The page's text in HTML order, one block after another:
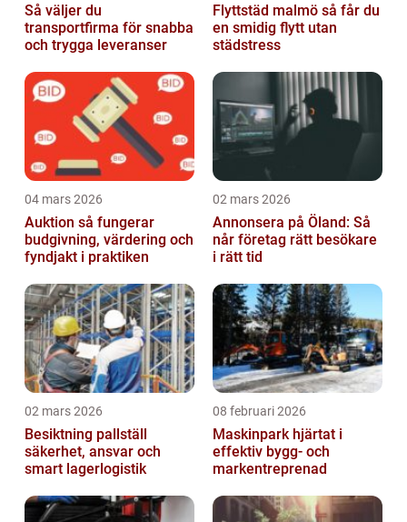
Så väljer du
transportfirma för snabba
och trygga leveranser
Flyttstäd malmö så får du
en smidig flytt utan
städstress
04 mars 2026
Auktion så fungerar
budgivning, värdering och
fyndjakt i praktiken
02 mars 2026
Annonsera på Öland: Så
når företag rätt besökare
i rätt tid
02 mars 2026
Besiktning pallställ
säkerhet, ansvar och
smart lagerlogistik
08 februari 2026
Maskinpark hjärtat i
effektiv bygg- och
markentreprenad